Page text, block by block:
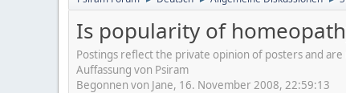
Is popularity of
Postings reflect the private opinion of posters and
Auffassung von Psiram
Begonnen von Jane, 16. November 2008, 22:59:13